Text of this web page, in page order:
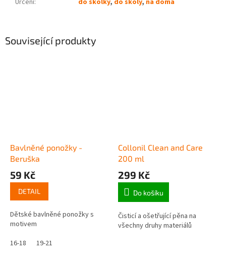
Související produkty
Bavlněné ponožky -
Beruška
59 Kč
DETAIL
Dětské bavlněné ponožky s
motivem
16-18
19-21
Collonil Clean and Care
200 ml
299 Kč
Do košíku
Čisticí a ošetřující pěna na
všechny druhy materiálů
Určení: do školky, do školy, na doma